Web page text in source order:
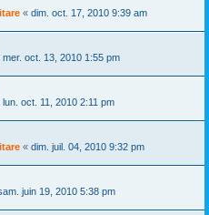
« dim. oct. 17, 2010 9:39 am
mer. oct. 13, 2010 1:55 pm
lun. oct. 11, 2010 2:11 pm
« dim. juil. 04, 2010 9:32 pm
juin 19, 2010 5:38 pm